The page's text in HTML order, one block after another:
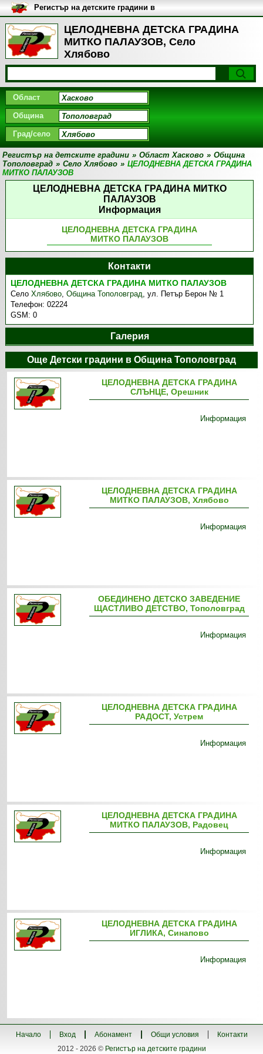
ЦЕЛОДНЕВНА ДЕТСКА ГРАДИНА
МИТКО ПАЛАУЗОВ, Село
Хлябово
Регистър на детските градини в
България
Област
Община
Град/село
Регистър на детските градини » Област Хасково » Община
Тополовград » Село Хлябово » ЦЕЛОДНЕВНА ДЕТСКА ГРАДИНА
МИТКО ПАЛАУЗОВ
ЦЕЛОДНЕВНА ДЕТСКА ГРАДИНА МИТКО
ПАЛАУЗОВ
Информация
ЦЕЛОДНЕВНА ДЕТСКА ГРАДИНА
МИТКО ПАЛАУЗОВ
Контакти
ЦЕЛОДНЕВНА ДЕТСКА ГРАДИНА МИТКО ПАЛАУЗОВ
СелоХлябово,Община Тополовград,ул. Петър Берон № 1
Телефон:02224
GSM:0
Галерия
Още Детски градини в Община Тополовград
ЦЕЛОДНЕВНА ДЕТСКА ГРАДИНА
СЛЪНЦЕ, Орешник
Информация
ЦЕЛОДНЕВНА ДЕТСКА ГРАДИНА
МИТКО ПАЛАУЗОВ, Хлябово
Информация
ОБЕДИНЕНО ДЕТСКО ЗАВЕДЕНИЕ
ЩАСТЛИВО ДЕТСТВО, Тополовград
Информация
ЦЕЛОДНЕВНА ДЕТСКА ГРАДИНА
РАДОСТ, Устрем
Информация
ЦЕЛОДНЕВНА ДЕТСКА ГРАДИНА
МИТКО ПАЛАУЗОВ, Радовец
Информация
ЦЕЛОДНЕВНА ДЕТСКА ГРАДИНА
ИГЛИКА, Синапово
Информация
Начало Вход Абонамент Общи условия
Контакти
2012 - 2026 © Регистър на детските градини